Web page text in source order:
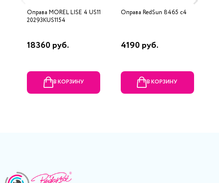
Оправа MOREL LISE 4 US11
20293KUS1154
18360 руб.
В КОРЗИНУ
Оправа RedSun 8465 с4
4190 руб.
В КОРЗИНУ